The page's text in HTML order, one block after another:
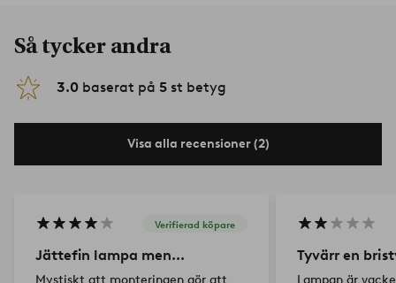
Så tycker andra
3.0 baserat på 5 st betyg
Visa alla recensioner (2)
Verifierad köpare
Jättefin lampa men... Tyvärr en